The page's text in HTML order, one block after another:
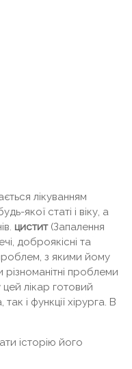
лікуванням
якої статі і віку, а
цистит(Запалення
доброякісні та
з якими йому
проблеми
лікар готовий
і функції хірурга. В
історію його